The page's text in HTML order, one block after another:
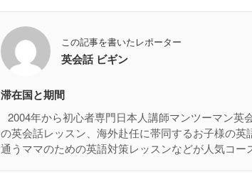
この記事を書いたレポーター
英会話 ビギン
滞在国と期間
2004年から初心者専門日本人講師マンツーマン
の英会話レッスン、海外赴任に帯同するお子様の
通うママのための英語対策レッスンなどが人気コー